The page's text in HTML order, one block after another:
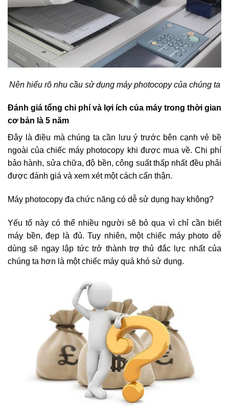
Nên hiểu rõ nhu cầu sử dụng máy photocopy của chúng ta
Đánh giá tổng chi phí và lợi ích của máy trong thời gian
cơ bản là 5 năm
Đây là điều mà chúng ta cần lưu ý trước bên cạnh vẻ bề
ngoài của chiếc máy photocopy khi được mua về. Chi phí
bảo hành, sửa chữa, độ bền, công suất thấp nhất đều phải
được đánh giá và xem xét một cách cẩn thận.
Máy photocopy đa chức năng có dễ sử dụng hay không?
Yếu tố này có thể nhiều người sẽ bỏ qua vì chỉ cần biết
máy bền, đẹp là đủ. Tuy nhiên, một chiếc máy photo dễ
dùng sẽ ngay lập tức trở thành trợ thủ đắc lực nhất của
chúng ta hơn là một chiếc máy quá khó sử dụng.